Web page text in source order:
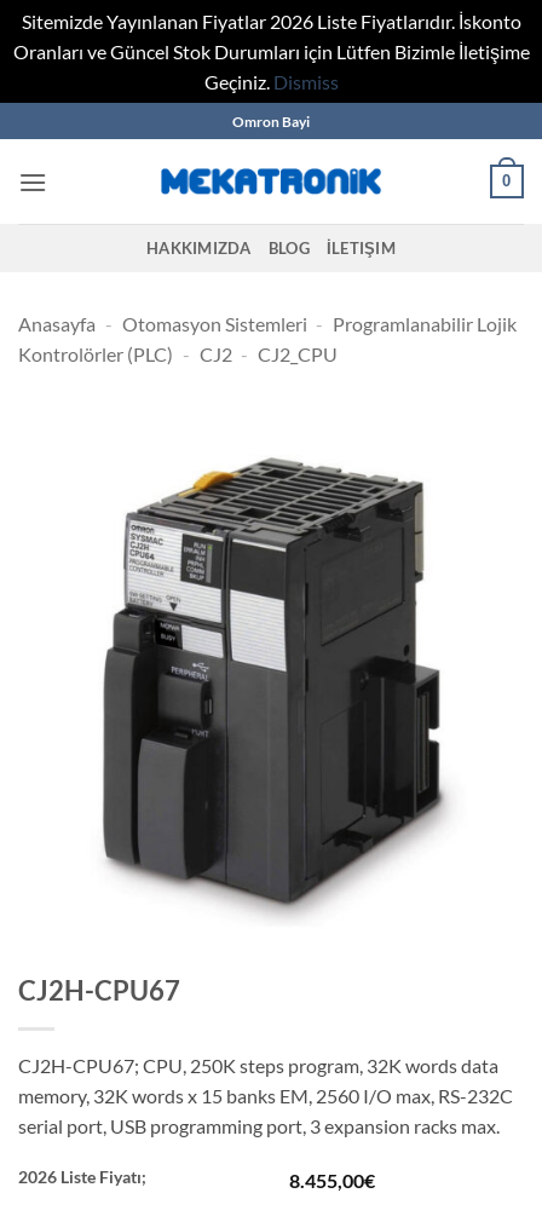
Sitemizde Yayınlanan Fiyatlar 2026 Liste Fiyatlarıdır. İskonto
Oranları ve Güncel Stok Durumları için Lütfen Bizimle İletişime
Geçiniz. Dismiss
to
content
Omron Bayi
0
HAKKIMIZDA BLOG İLETIŞIM
Anasayfa - Otomasyon Sistemleri - Programlanabilir Lojik
Kontrolörler (PLC) - CJ2 - CJ2_CPU
CJ2H-CPU67
CJ2H-CPU67; CPU, 250K steps program, 32K words data
memory, 32K words x 15 banks EM, 2560 I/O max, RS-232C
serial port, USB programming port, 3 expansion racks max.
2026 Liste Fiyatı; 8.455,00€